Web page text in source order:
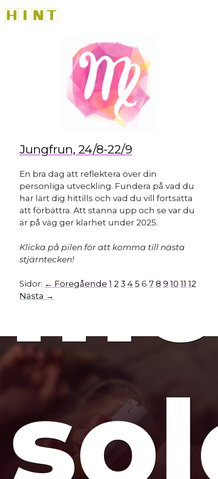
till
Jungfrun, 24/8-22/9
En bra dag att reflektera över din
personliga utveckling. Fundera på vad du
har lärt dig hittills och vad du vill fortsätta
att förbättra. Att stanna upp och se var du
är på väg ger klarhet under 2025.
Klicka på pilen för att komma till nästa
stjärntecken!
Sidor: ← Föregående 1 2 3 4 5 6 7 8 9 10 11 12
Nästa →